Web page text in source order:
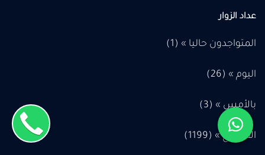
عداد الزوار
المتواجدون حاليا » (1)
اليوم » (26
)
بالأمس » (3
)
الأسبوع » (1199
)